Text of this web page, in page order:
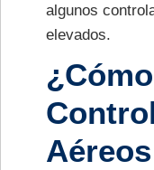
algunos
elevados.